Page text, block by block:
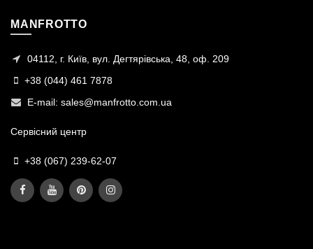
MANFROTTO
04112, г. Київ, вул. Дегтярівська, 48, оф. 209
+38 (044) 461 7878
E-mail: sales@manfrotto.com.ua
Сервісний центр
+38 (067) 239-62-07